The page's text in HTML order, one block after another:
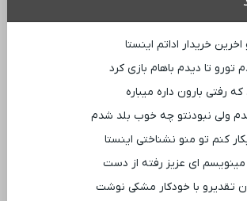
خریدار اداتم اینستا
تورو تا دیدم باهام بازی کرد
رفتی بارون داره میباره
ولی نبودنتو چه خوب بلد شدم
کنم تو منو نشناختی اینستا
ای عزیز رفته از دست
تقدیرو با خودکار مشکی نوشت